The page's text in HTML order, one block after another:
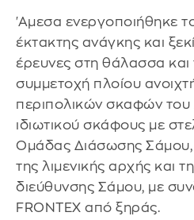
'Αμεσα ενεργοποιήθηκε
έκτακτης ανάγκης και
έρευνες στη θάλασσα και
συμμετοχή πλοίου
περιπολικών σκαφών του
ιδιωτικού σκάφους με
Ομάδας Διάσωσης
της λιμενικής αρχής και
διεύθυνσης Σάμου, με
FRONTEX από ξηράς.